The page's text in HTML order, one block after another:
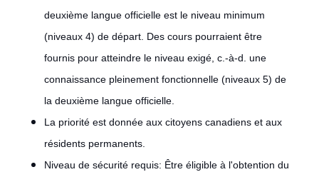
deuxième langue officielle est le niveau minimum
(niveaux 4) de départ. Des cours pourraient être
fournis pour atteindre le niveau exigé, c.-à-d. une
connaissance pleinement fonctionnelle (niveaux 5) de
la deuxième langue officielle.
La priorité est donnée aux citoyens canadiens et aux
résidents permanents.
Niveau de sécurité requis: Être éligible à l'obtention du